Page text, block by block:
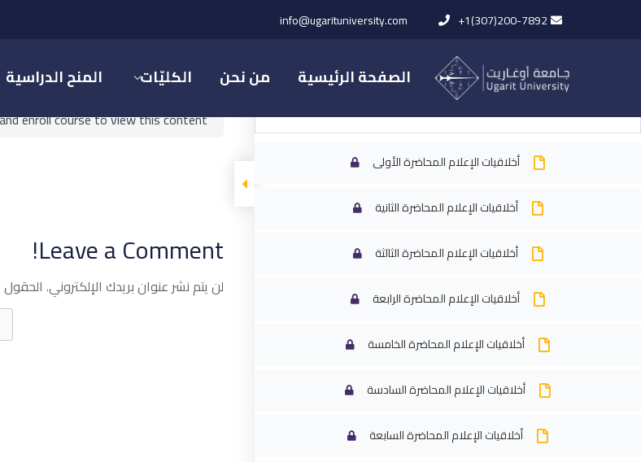
info@ugarituniversity.com +1(307)200-7892
المنح الدراسية الكليّات من نحن الصفحة الرئيسية
أخلاقيات الإعلام
الرئيسية All Courses كلية الإعلام والاتصال الرقمي أخلاقيات الإعلام وتشريعاته
المحاضرات
أخلاقيات الإعلام المحاضرة الأولى
أخلاقيات الإعلام المحاضرة الثانية
أخلاقيات الإعلام المحاضرة الثالثة
أخلاقيات الإعلام المحاضرة الرابعة
أخلاقيات الإعلام المحاضرة الخامسة
أخلاقيات الإعلام المحاضرة السادسة
أخلاقيات الإعلام المحاضرة السابعة
enroll course to view this content!
Leave a Comment!
لن يتم نشر عنوان بريدك الإلكتروني.الحقول